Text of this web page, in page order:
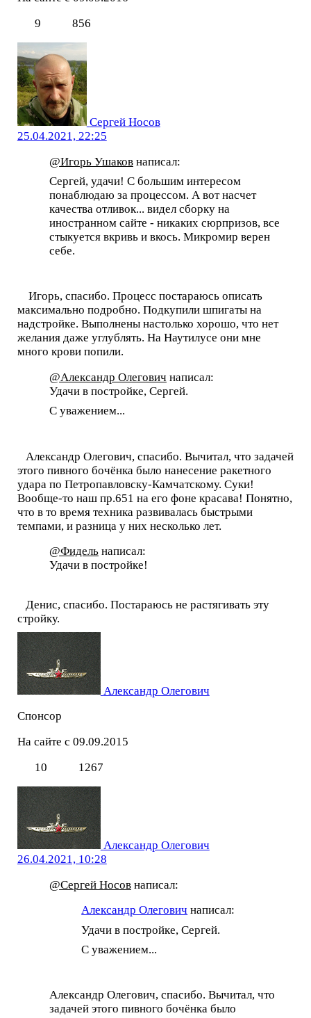
9
856
Сергей Носов
25.04.2021, 22:25
@Игорь Ушаковнаписал:
Сергей, удачи! С большим интересом
понаблюдаю за процессом. А вот насчет
качества отливок... видел сборку на
иностранном сайте - никаких сюрпризов, все
стыкуется вкривь и вкось. Микромир верен
себе.
Игорь, спасибо. Процесс постараюсь описать
максимально подробно. Подкупили шпигаты на
надстройке. Выполнены настолько хорошо, что нет
желания даже углублять. На Наутилусе они мне
много крови попили.
@Александр Олегович написал:
Удачи в постройке, Сергей.
С уважением...
Александр Олегович, спасибо. Вычитал, что задачей
этого пивного бочёнка было нанесение ракетного
удара по Петропавловску-Камчатскому. Суки!
Вообще-то наш пр.651 на его фоне красава! Понятно,
что в то время техника развивалась быстрыми
темпами, и разница у них несколько лет.
@Фидельнаписал:
Удачи в постройке!
Денис, спасибо. Постараюсь не растягивать эту
стройку.
Александр Олегович
Спонсор
На сайте с 09.09.2015
10
1267
Александр Олегович
26.04.2021, 10:28
@Сергей Носовнаписал:
Александр Олегович написал:
Удачи в постройке, Сергей.
С уважением...
Александр Олегович, спасибо. Вычитал, что
задачей этого пивного бочёнка было